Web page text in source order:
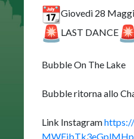
Giovedì 28
LAST DANCE
BubbleOn The Lake
Bubbleritorna allo
Link Instagram